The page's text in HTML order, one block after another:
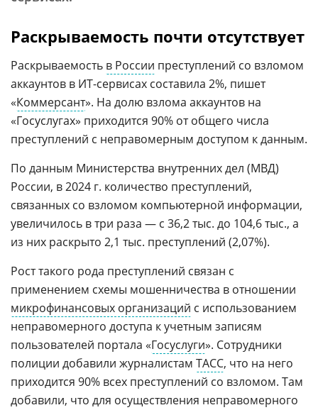
Раскрываемость почти отсутствует
Раскрываемость в России преступлений со взломом
аккаунтов в ИТ-сервисах составила 2%, пишет
«Коммерсант». На долю взлома аккаунтов на
«Госуслугах» приходится 90% от общего числа
преступлений с неправомерным доступом к данным.
По данным Министерства внутренних дел (МВД)
России, в 2024 г. количество преступлений,
связанных со взломом компьютерной информации,
увеличилось в три раза — с 36,2 тыс. до 104,6 тыс., а
из них раскрыто 2,1 тыс. преступлений (2,07%).
Рост такого рода преступлений связан с
применением схемы мошенничества в отношении
микрофинансовых организаций с использованием
неправомерного доступа к учетным записям
пользователей портала «Госуслуги». Сотрудники
полиции добавили журналистам ТАСС, что на него
приходится 90% всех преступлений со взломом. Там
добавили, что для осуществления неправомерного